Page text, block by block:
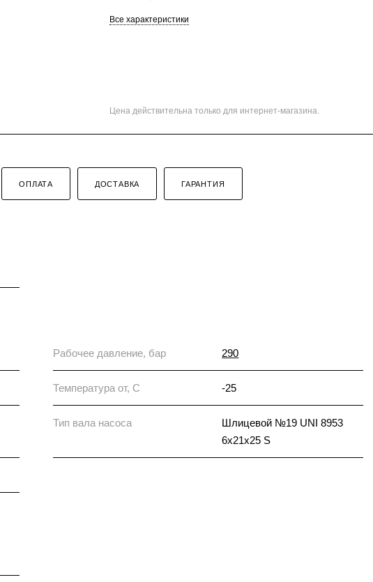
Все характеристики
Цена действительна только для интернет-магазина.
ОПЛАТА ДОСТАВКА ГАРАНТИЯ
Рабочее давление, бар 290
Температура от, С -25
Тип вала насоса
Шлицевой №19 UNI 8953
6x21x25 S